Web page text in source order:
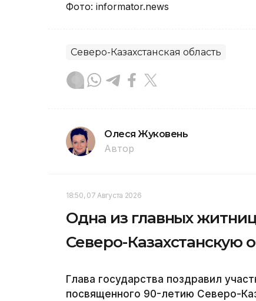
Фото: informator.news
Северо-Казахстанская область
Олеся Жуковень
Автор
18:50, 07 Августа 2026
Одна из главных
Северо-Казахстанскую
Глава государства поздравил
посвященного 90-летию Северо-